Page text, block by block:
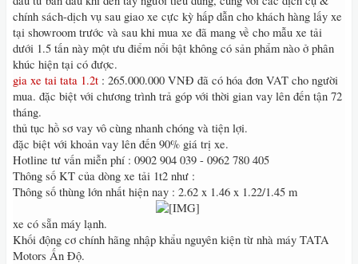
chính sách-dịch vụ sau giao xe cực kỳ hấp dẫn cho khách hàng lấy xe
tại showroom trước và sau khi mua xe đã mang về cho mẫu xe tải
dưới 1.5 tấn này một ưu điểm nổi bật không có sản phẩm nào ở phân
khúc hiện tại có được.
gia xe tai tata 1.2t : 265.000.000 VNĐ đã có hóa đơn VAT cho người
mua. đặc biệt với chương trình trả góp với thời gian vay lên đến tận 72
tháng.
thủ tục hồ sơ vay vô cùng nhanh chóng và tiện lợi.
đặc biệt với khoản vay lên đến 90% giá trị xe.
Hotline tư vấn miễn phí : 0902 904 039 - 0962 780 405
Thông số KT của dòng xe tải 1t2 như :
Thông số thùng lớn nhất hiện nay : 2.62 x 1.46 x 1.22/1.45 m
xe có sẵn máy lạnh.
Khối động cơ chính hãng nhập khẩu nguyên kiện từ nhà máy TATA
Motors Ấn Độ.